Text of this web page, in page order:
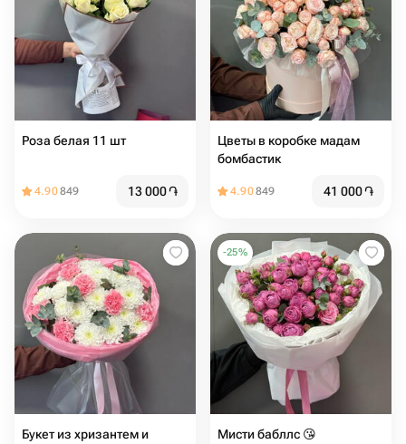
Роза белая 11 шт
4.90849 13 000֏
Цветы в коробке мадам
бомбастик️️
4.90849 41 000֏
Букет из хризантем и
-25%
Мисти бабллс 😘️